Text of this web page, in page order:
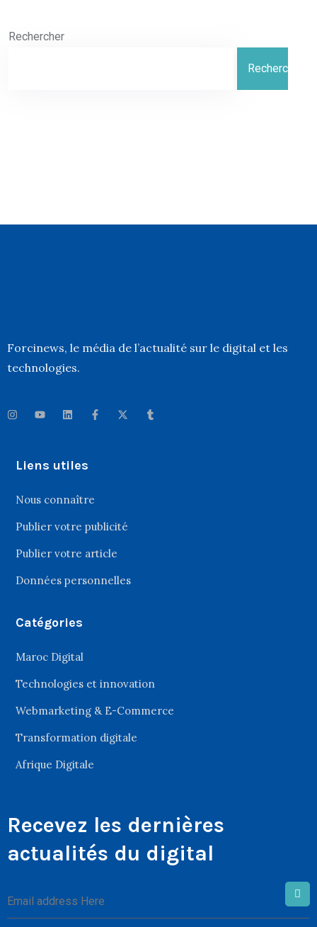
Rechercher
Rechercher
Forcinews, le média de l’actualité sur le digital et les
technologies.
Liens utiles
Nous connaître
Publier votre publicité
Publier votre article
Données personnelles
Catégories
Maroc Digital
Technologies et innovation
Webmarketing & E-Commerce
Transformation digitale
Afrique Digitale
Recevez les dernières
actualités du digital